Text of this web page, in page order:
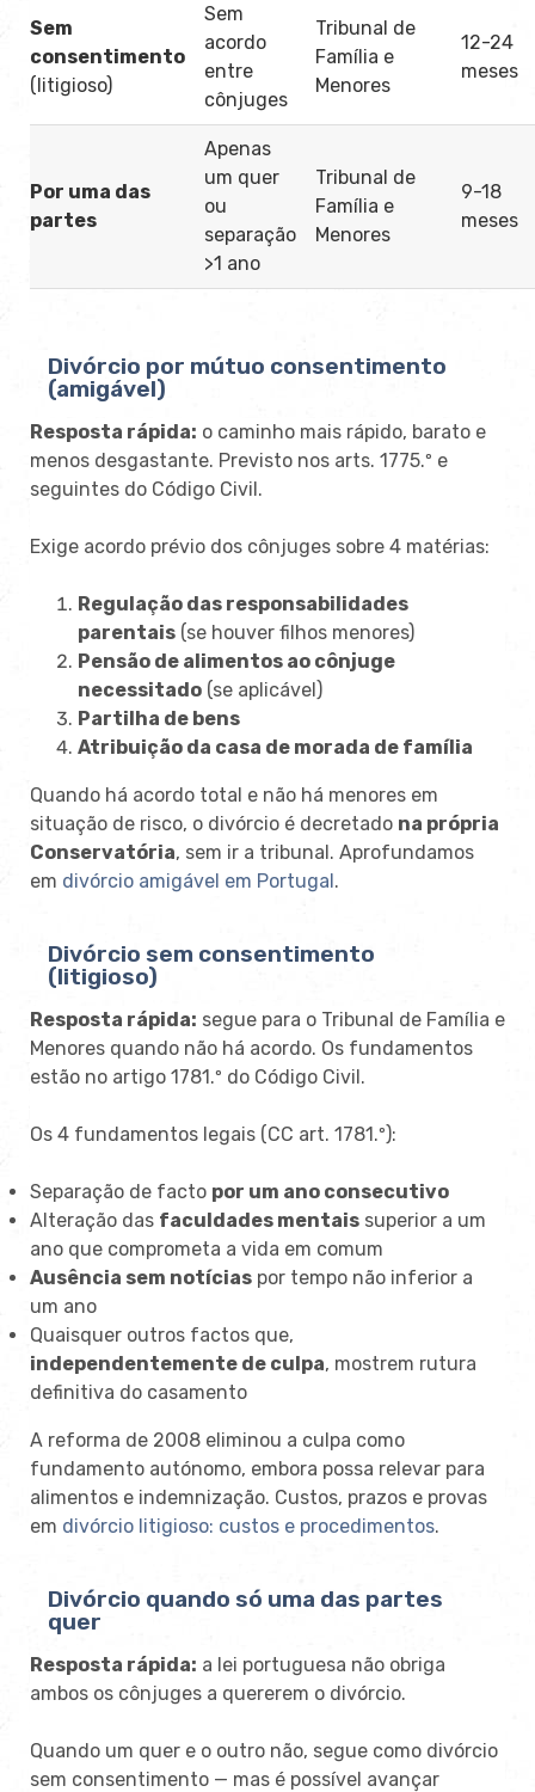
Sem
consentimento
(litigioso)
Sem
acordo
entre
cônjuges
Tribunal de
Família e
Menores
12-24
meses
Por uma das
partes
Apenas
um quer
ou
separação
>1 ano
Tribunal de
Família e
Menores
9-18
meses
Divórcio por mútuo consentimento
(amigável)
Resposta rápida: o caminho mais rápido, barato e
menos desgastante. Previsto nos arts. 1775.º e
seguintes do Código Civil.
Exige acordo prévio dos cônjuges sobre 4 matérias:
Regulação das responsabilidades
parentais (se houver filhos menores)
Pensão de alimentos ao cônjuge
necessitado (se aplicável)
Partilha de bens
Atribuição da casa de morada de família
Quando há acordo total e não há menores em
situação de risco, o divórcio é decretado na própria
Conservatória, sem ir a tribunal. Aprofundamos
em divórcio amigável em Portugal.
Divórcio sem consentimento
(litigioso)
Resposta rápida: segue para o Tribunal de Família e
Menores quando não há acordo. Os fundamentos
estão no artigo 1781.º do Código Civil.
Os 4 fundamentos legais (CC art. 1781.º):
Separação de facto por um ano consecutivo
Alteração das faculdades mentais superior a um
ano que comprometa a vida em comum
Ausência sem notícias por tempo não inferior a
um ano
Quaisquer outros factos que,
independentemente de culpa, mostrem rutura
definitiva do casamento
A reforma de 2008 eliminou a culpa como
fundamento autónomo, embora possa relevar para
alimentos e indemnização. Custos, prazos e provas
em divórcio litigioso: custos e procedimentos.
Divórcio quando só uma das partes
quer
Resposta rápida: a lei portuguesa não obriga
ambos os cônjuges a quererem o divórcio.
Quando um quer e o outro não, segue como divórcio
sem consentimento — mas é possível avançar